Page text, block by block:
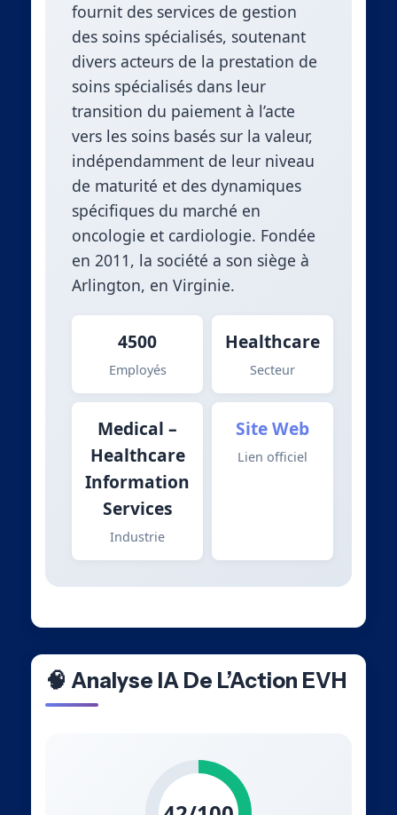
fournit des services de gestion
des soins spécialisés, soutenant
divers acteurs de la prestation de
soins spécialisés dans leur
transition du paiement à l’acte
vers les soins basés sur la valeur,
indépendamment de leur niveau
de maturité et des dynamiques
spécifiques du marché en
oncologie et cardiologie. Fondée
en 2011, la société a son siège à
Arlington, en Virginie.
4500
Employés
Healthcare
Secteur
Medical –
Healthcare
Information
Services
Industrie
Site Web
Lien officiel
🧠 Analyse IA De L’Action EVH